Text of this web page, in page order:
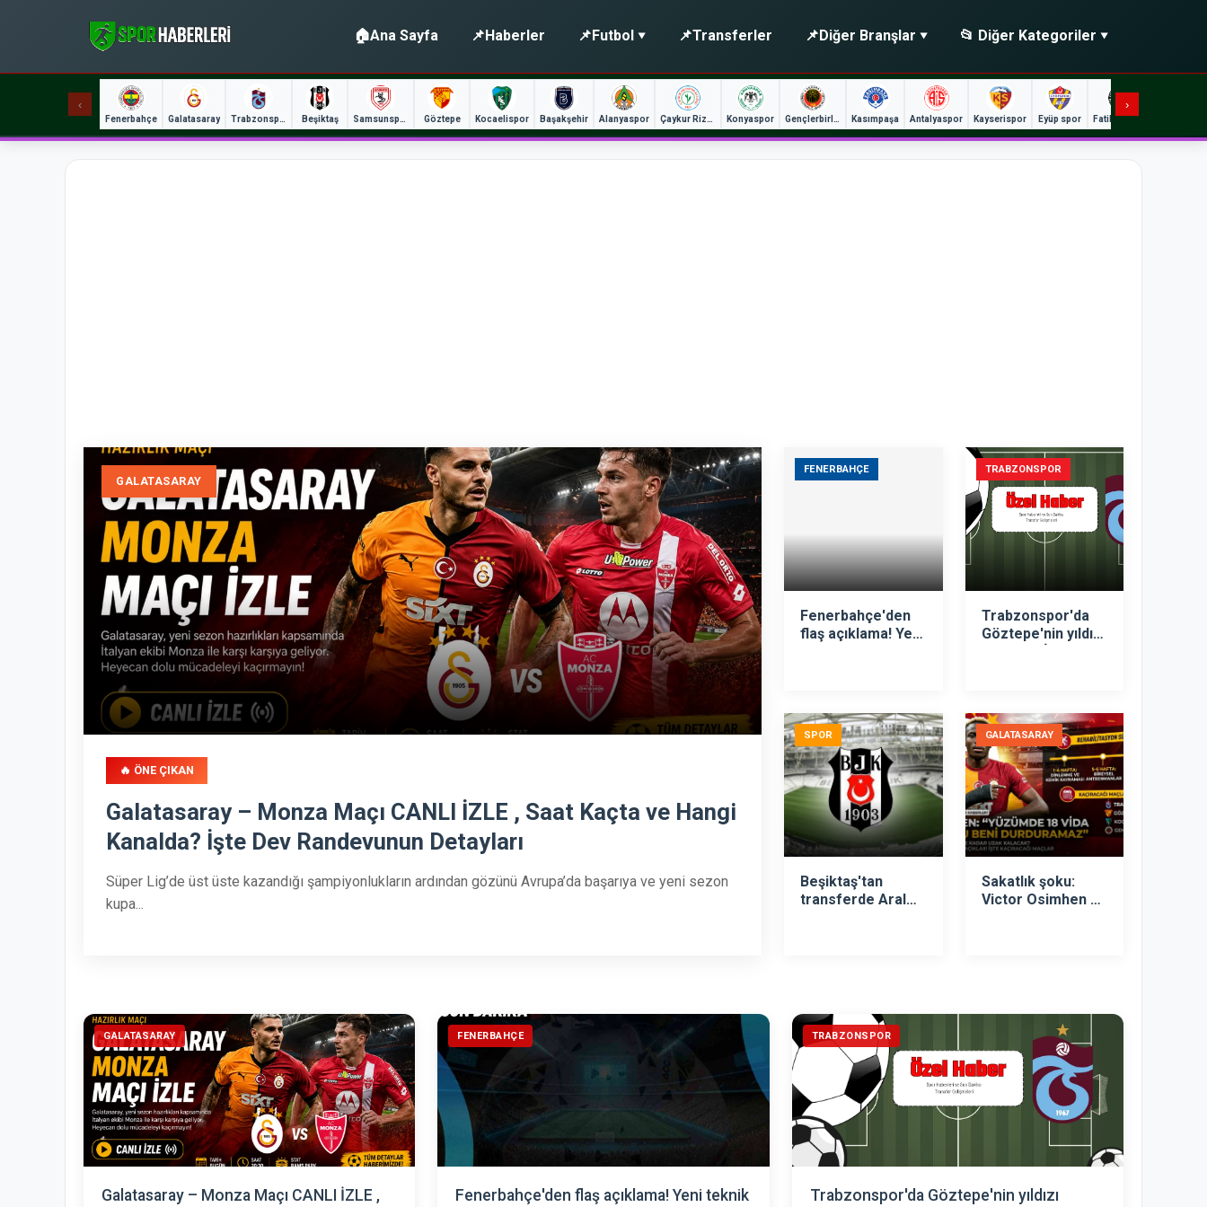
🏠Ana Sayfa 📌Haberler 📌Futbol 📌Transferler 📌Diğer Branşlar 📂 Diğer Kategoriler
‹
Fenerbahçe Galatasaray Trabzonspor Beşiktaş Samsunspor Göztepe Kocaelispor Başakşehir Alanyaspor Çaykur Rizespor Konyaspor Gençlerbirliği Kasımpaşa Antalyaspor Kayserispor Eyüp spor
›
GALATASARAY
🔥 ÖNE ÇIKAN
Galatasaray – Monza Maçı CANLI İZLE , Saat Kaçta ve Hangi
Kanalda? İşte Dev Randevunun Detayları
Süper Lig’de üst üste kazandığı şampiyonlukların ardından gözünü Avrupa’da başarıya ve yeni sezon
kupa...
FENERBAHÇE
Fenerbahçe'den
flaş açıklama! Yeni
TRABZONSPOR
Trabzonspor'da
Göztepe'nin yıldızı
SPOR
Beşiktaş'tan
transferde Aral
GALATASARAY
Sakatlık şoku:
Victor Osimhen ne
GALATASARAY
Galatasaray – Monza Maçı CANLI İZLE ,
FENERBAHÇE
Fenerbahçe'den flaş açıklama! Yeni teknik
TRABZONSPOR
Trabzonspor'da Göztepe'nin yıldızı